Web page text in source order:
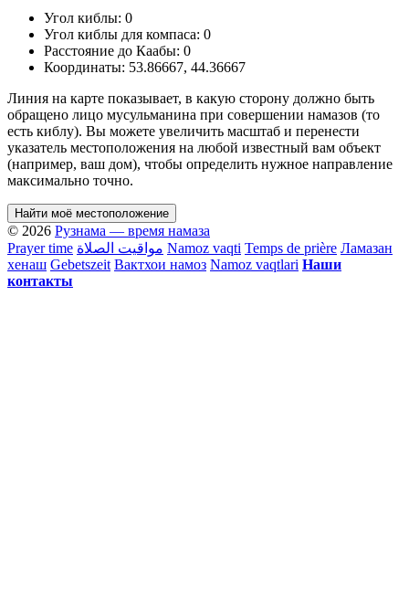
Угол киблы: 0
Угол киблы для компаса: 0
Расстояние до Каабы: 0
Координаты: 53.86667, 44.36667
Линия на карте показывает, в какую сторону должно быть
обращено лицо мусульманина при совершении намазов (то
есть киблу). Вы можете увеличить масштаб и перенести
указатель местоположения на любой известный вам объект
(например, ваш дом), чтобы определить нужное направление
максимально точно.
Найти моё местоположение
© 2026 Рузнама — время намаза
Prayer time مواقيت الصلاة Namoz vaqti Temps de prière Ламазан
хенаш Gebetszeit Вактхои намоз Namoz vaqtlari Наши
контакты